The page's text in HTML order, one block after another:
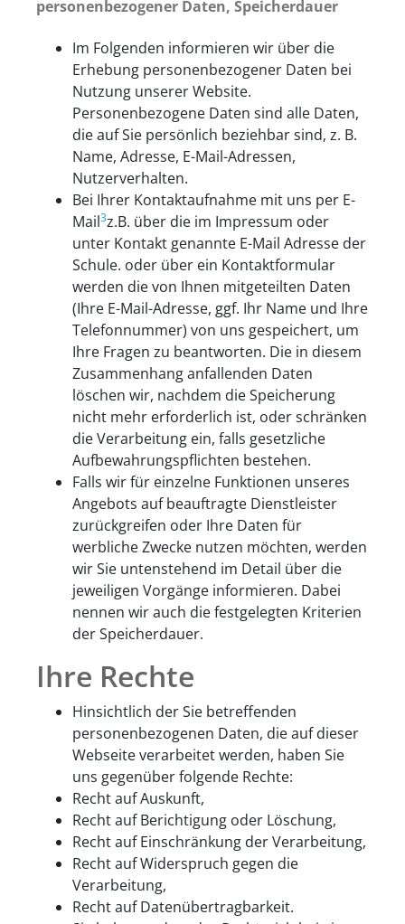
personenbezogener Daten, Speicherdauer
Im Folgenden informieren wir über die
Erhebung personenbezogener Daten bei
Nutzung unserer Website.
Personenbezogene Daten sind alle Daten,
die auf Sie persönlich beziehbar sind, z. B.
Name, Adresse, E-Mail-Adressen,
Nutzerverhalten.
Bei Ihrer Kontaktaufnahme mit uns per E-
Mail3z.B. über die im Impressum oder
unter Kontakt genannte E-Mail Adresse der
Schule. oder über ein Kontaktformular
werden die von Ihnen mitgeteilten Daten
(Ihre E-Mail-Adresse, ggf. Ihr Name und Ihre
Telefonnummer) von uns gespeichert, um
Ihre Fragen zu beantworten. Die in diesem
Zusammenhang anfallenden Daten
löschen wir, nachdem die Speicherung
nicht mehr erforderlich ist, oder schränken
die Verarbeitung ein, falls gesetzliche
Aufbewahrungspflichten bestehen.
Falls wir für einzelne Funktionen unseres
Angebots auf beauftragte Dienstleister
zurückgreifen oder Ihre Daten für
werbliche Zwecke nutzen möchten, werden
wir Sie untenstehend im Detail über die
jeweiligen Vorgänge informieren. Dabei
nennen wir auch die festgelegten Kriterien
der Speicherdauer.
Ihre Rechte
Hinsichtlich der Sie betreffenden
personenbezogenen Daten, die auf dieser
Webseite verarbeitet werden, haben Sie
uns gegenüber folgende Rechte:
Recht auf Auskunft,
Recht auf Berichtigung oder Löschung,
Recht auf Einschränkung der Verarbeitung,
Recht auf Widerspruch gegen die
Verarbeitung,
Recht auf Datenübertragbarkeit.